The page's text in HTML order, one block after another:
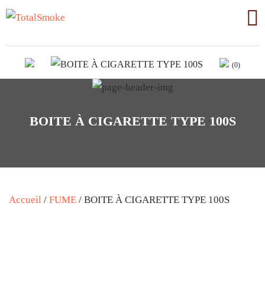
(0)
BOITE À CIGARETTE TYPE 100S
Accueil / FUME / BOITE À CIGARETTE TYPE 100S